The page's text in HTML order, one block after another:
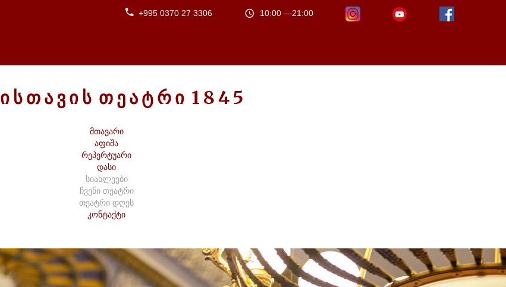
+995 0370 27 3306 10:00 —21:00
ᲘᲡᲗᲐᲕᲘᲡ ᲗᲔᲐᲢᲠᲘ 1 845
მთავარი
აფიშა
რეპერტუარი
დასი
სიახლეები
ჩვენი თეატრი
თეატრი დღეს
კონტაქტი